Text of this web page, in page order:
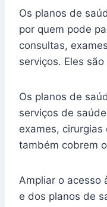
Os planos de
por quem pode
consultas,
serviços. Eles
Os planos de
serviços de
exames, cirurgias
também cobrem
Ampliar o acesso
e dos planos de